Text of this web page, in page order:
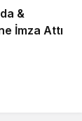
&
İmza Attı